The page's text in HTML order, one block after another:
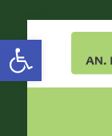
Open toolbar